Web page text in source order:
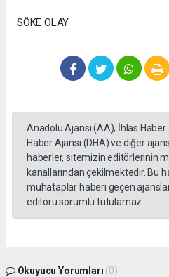
SÖKE OLAY
Anadolu Ajansı (AA), İhlas Haber
Haber Ajansı (DHA) ve diğer
haberler, sitemizin editörlerinin
kanallarından çekilmektedir. Bu
muhataplar haberi geçen
editörü sorumlu tutulamaz...
Okuyucu Yorumları (0)